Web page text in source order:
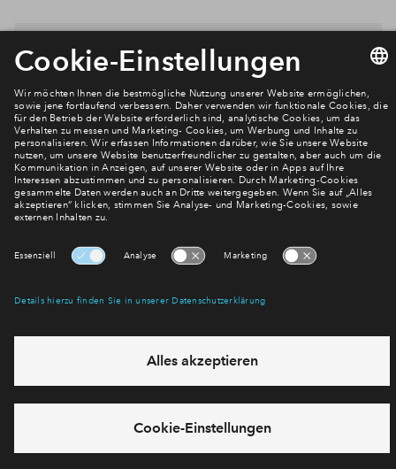
Senden
Newsletter Anmeldung
Verpassen Sie zu diesem Wohnprojekt keine Neuigkeiten
regelmäßig erscheinenden Newsletter informieren wir Sie
über den Stand dieses und weiterer Neubauprojekte.
Möchten Sie wissen, was wir mit Ihren Daten machen? Klicken Sie hier
Sie haben eine Frage? Dann rufen Sie uns gerne an (+49 69